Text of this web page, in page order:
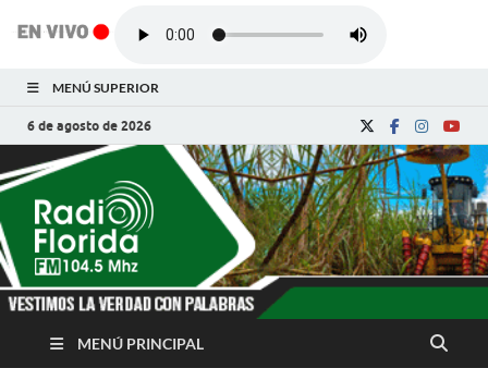
MENÚ SUPERIOR
6 de agosto de 2026
Radio Florida de
Cuba
Noticias y Actualidades de Florida, Camagüey,
MENÚ PRINCIPAL